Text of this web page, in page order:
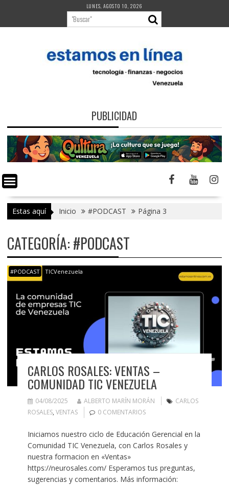
contenido
LUNES, AGOSTO 10, 2026
PUBLICIDAD
Estas aquí Inicio #PODCAST Página 3
CATEGORÍA:#PODCAST
#PODCAST TICVenezuela
CARLOS ROSALES: VENTAS –
COMUNIDAD TIC VENEZUELA
04/08/2025 ALBERTO MARÍN MORÁN
CARLOS
ROSALES, VENTAS 0 COMENTARIOS
Iniciamos nuestro ciclo de Educación Gerencial en la
Comunidad TIC Venezuela, con Carlos Rosales y
nuestra formacion en «Ventas»
https://neurosales.com/ Esperamos tus preguntas,
sugerencias y comentarios. Más información: